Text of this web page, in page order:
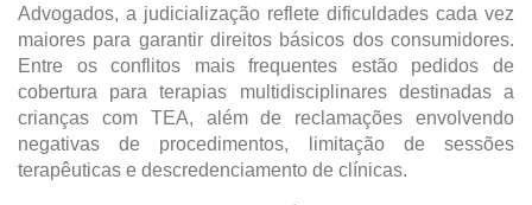
Advogados, a judicialização reflete dificuldades cada vez
maiores para garantir direitos básicos dos consumidores.
Entre os conflitos mais frequentes estão pedidos de
cobertura para terapias multidisciplinares destinadas a
crianças com TEA, além de reclamações envolvendo
negativas de procedimentos, limitação de sessões
terapêuticas e descredenciamento de clínicas.